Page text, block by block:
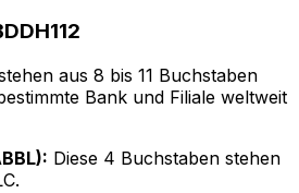
aus 8 bis 11 Buchstaben
Bank und Filiale weltweit
Diese 4 Buchstaben stehen